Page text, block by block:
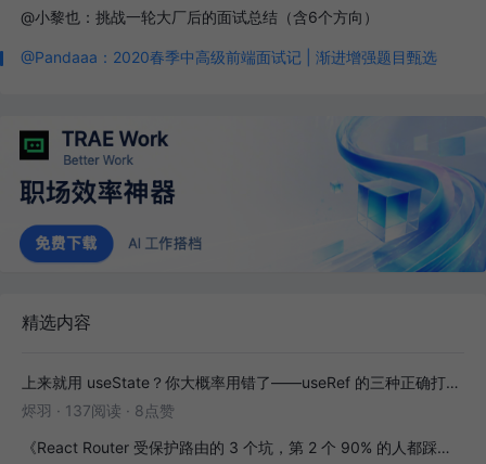
@小黎也：挑战一轮大厂后的面试总结（含6个方向）
@Pandaaa：2020春季中高级前端面试记 | 渐进增强题目甄选
精选内容
上来就用 useState？你大概率用错了——useRef 的三种正确打开方式
烬羽 · 137阅读 · 8点赞
《React Router 受保护路由的 3 个坑，第 2 个 90% 的人都踩过》